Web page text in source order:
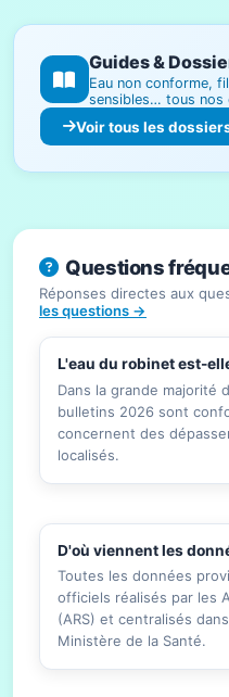
Guides &
Eau non conforme,
sensibles… tous nos
Voir tous les
Questions
Réponses directes aux
les questions →
L'eau du robinet est-
Dans la grande majorité
bulletins 2026 sont
concernent des
localisés.
D'où viennent les
Toutes les données
officiels réalisés par les
(ARS) et centralisés
Ministère de la Santé.